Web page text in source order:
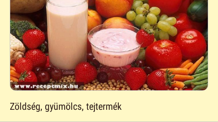
Zöldség, gyümölcs, tejtermék